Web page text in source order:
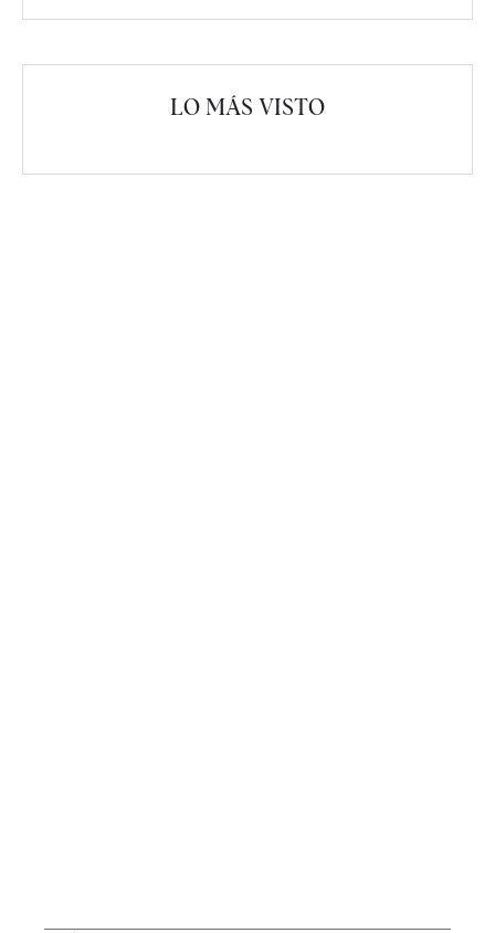
LO MÁS VISTO